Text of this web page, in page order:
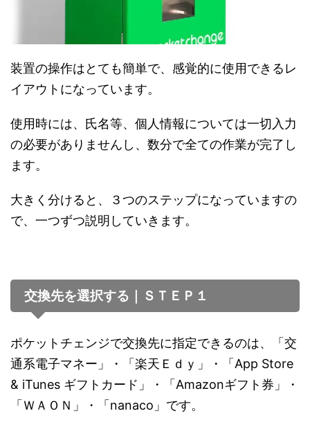
装置の操作はとても簡単で、感覚的に使用できるレ
イアウトになっています。
使用時には、氏名等、個人情報については一切入力
の必要がありませんし、数分で全ての作業が完了し
ます。
大きく分けると、３つのステップになっていますの
で、一つずつ説明していきます。
交換先を選択する｜ＳＴＥＰ１
ポケットチェンジで交換先に指定できるのは、「交
通系電子マネー」・「楽天Ｅｄｙ」・「App Store
& iTunes ギフトカード」・「Amazonギフト券」・
「ＷＡＯＮ」・「nanaco」です。